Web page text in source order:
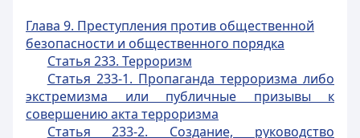
Глава 9. Преступления против общественной
безопасности и общественного порядка
Статья 233. Терроризм
Статья 233-1. Пропаганда терроризма либо
экстремизма или публичные призывы к
совершению акта терроризма
Статья 233-2. Создание, руководство